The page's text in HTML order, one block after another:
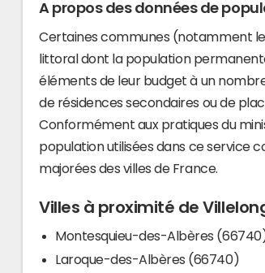
A propos des données de
Certaines communes (notamment
littoral dont la population
éléments de leur budget à un
de résidences secondaires ou de
Conformément aux pratiques du
population utilisées dans ce service
majorées des villes de France.
Villes à proximité de
Montesquieu-des-Albères
Laroque-des-Albères (66740)